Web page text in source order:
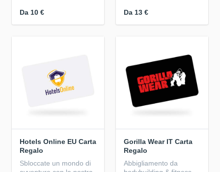
Da 10 € Da 13 €
Hotels Online EU Carta
Regalo
Sbloccate un mondo di
Gorilla Wear IT Carta
Regalo
Abbigliamento da